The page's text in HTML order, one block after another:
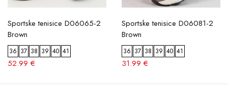
Sportske tenisice D06065-2
Brown
36 37 38 39 40 41
52.99 €
Sportske tenisice D06081-2
Brown
36 37 38 39 40 41
31.99 €